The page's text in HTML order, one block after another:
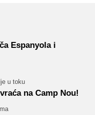
Espanyola i
u toku
na Camp Nou!